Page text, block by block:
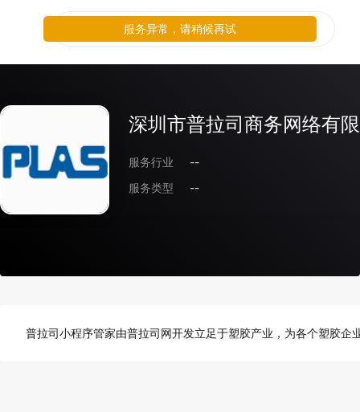
深圳市普拉司商务网络有
服务行业
--
服务类型
--
普拉司小程序管家由普拉司网开发立足于塑胶产业，为各个塑胶企
服务异常，请稍候再试